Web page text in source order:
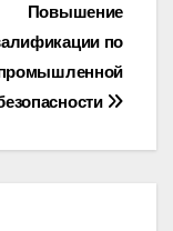
Повышение
по